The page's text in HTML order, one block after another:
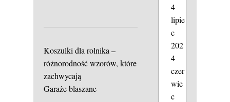
Koszulki dla rolnika –
różnorodność wzorów, które
zachwycają
Garaże blaszane
4
lipie
c
202
4
czer
wie
c